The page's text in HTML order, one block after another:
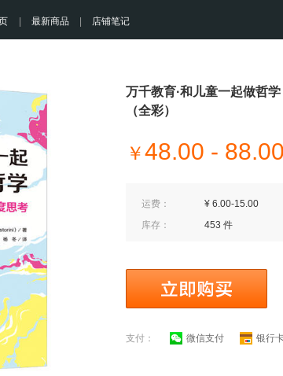
最新商品 店铺笔记
万千教育·和儿童一起做哲
（全彩）
￥48.00 - 88.00
运费：
¥ 6.00-15.00
库存：
453 件
支付： 微信支付 银行